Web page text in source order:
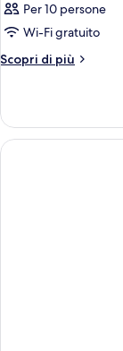
Per 10 persone
Wi-Fi gratuito
Scopri di più
Altri